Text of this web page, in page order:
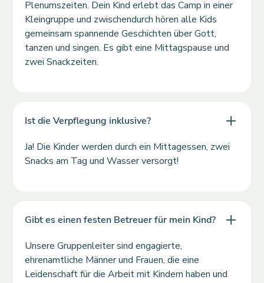
Plenumszeiten. Dein Kind erlebt das Camp in einer
Kleingruppe und zwischendurch hören alle Kids
gemeinsam spannende Geschichten über Gott,
tanzen und singen. Es gibt eine Mittagspause und
zwei Snackzeiten.
Ist die Verpflegung inklusive?
Ja! Die Kinder werden durch ein Mittagessen, zwei
Snacks am Tag und Wasser versorgt!
Gibt es einen festen Betreuer für mein Kind?
Unsere Gruppenleiter sind engagierte,
ehrenamtliche Männer und Frauen, die eine
Leidenschaft für die Arbeit mit Kindern haben und